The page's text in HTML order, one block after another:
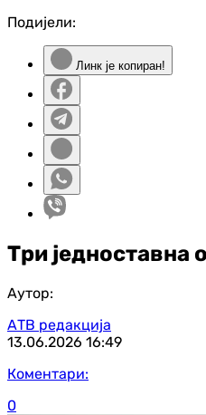
Подијели:
Линк је копиран!
Три једноставна
Аутор:
АТВ редакција
13.06.2026 16:49
Коментари:
0